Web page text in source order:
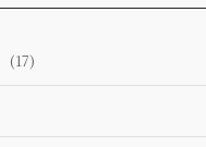
(17)